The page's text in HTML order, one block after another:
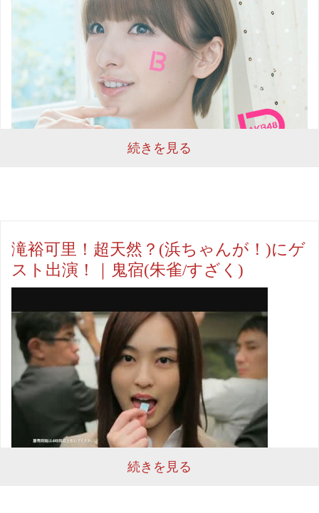
続きを見る
滝裕可里！超天然？(浜ちゃんが！)にゲ
スト出演！｜鬼宿(朱雀/すざく)
続きを見る